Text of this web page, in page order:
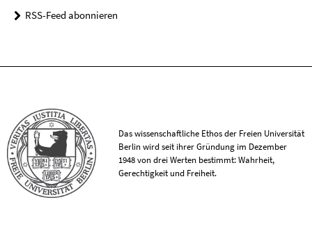
RSS-Feed abonnieren
Das wissenschaftliche Ethos der Freien Universität
Berlin wird seit ihrer Gründung im Dezember
1948 von drei Werten bestimmt: Wahrheit,
Gerechtigkeit und Freiheit.